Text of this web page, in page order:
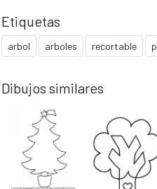
Etiquetas
arbol arboles recortable
Dibujos similares